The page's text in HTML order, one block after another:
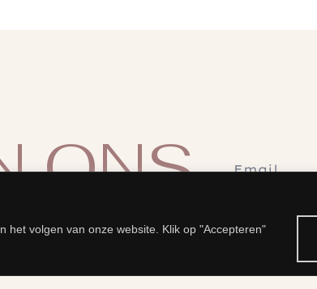
het volgen van onze website. Klik op "Accepteren"
ONS
Aanmelden